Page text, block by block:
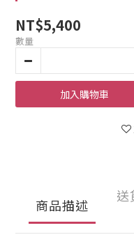
NT$5,400
數量
加入購物車
商品描述
送